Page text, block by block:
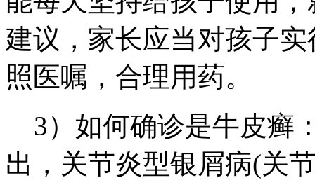
建议，家长应当对孩子
照医嘱，合理用药。
3）如何确诊是牛皮癣
出，关节炎型银屑病(关